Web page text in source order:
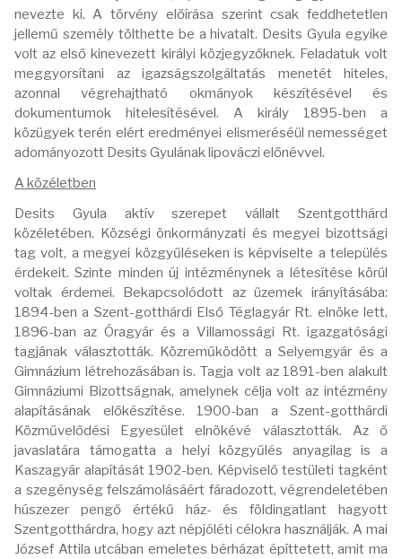
nevezte ki. A törvény előírása szerint csak feddhetetlen
jellemű személy tölthette be a hivatalt. Desits Gyula egyike
volt az első kinevezett királyi közjegyzőknek. Feladatuk volt
meggyorsítani az igazságszolgáltatás menetét hiteles,
azonnal végrehajtható okmányok készítésével és
dokumentumok hitelesítésével. A király 1895-ben a
közügyek terén elért eredményei elismeréséül nemességet
adományozott Desits Gyulának lipováczi előnévvel.
A közéletben
Desits Gyula aktív szerepet vállalt Szentgotthárd
közéletében. Községi önkormányzati és megyei bizottsági
tag volt, a megyei közgyűléseken is képviselte a település
érdekeit. Szinte minden új intézménynek a létesítése körül
voltak érdemei. Bekapcsolódott az üzemek irányításába:
1894-ben a Szent-gotthárdi Első Téglagyár Rt. elnöke lett,
1896-ban az Óragyár és a Villamossági Rt. igazgatósági
tagjának választották. Közreműködött a Selyemgyár és a
Gimnázium létrehozásában is. Tagja volt az 1891-ben alakult
Gimnáziumi Bizottságnak, amelynek célja volt az intézmény
alapításának előkészítése. 1900-ban a Szent-gotthárdi
Közművelődési Egyesület elnökévé választották. Az ő
javaslatára támogatta a helyi közgyűlés anyagilag is a
Kaszagyár alapítását 1902-ben. Képviselő testületi tagként
a szegénység felszámolásáért fáradozott, végrendeletében
húszezer pengő értékű ház- és földingatlant hagyott
Szentgotthárdra, hogy azt népjóléti célokra használják. A mai
József Attila utcában emeletes bérházat építtetett, amit ma